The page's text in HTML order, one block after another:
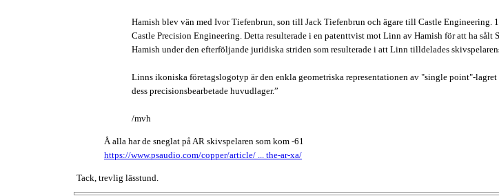
Hamish blev vän med Ivor Tiefenbrun, son till Jack Tiefenbrun och ägare till Castle
Castle Precision Engineering. Detta resulterade i en patenttvist mot Linn av Hamish för att ha
Hamish under den efterföljande juridiska striden som resulterade i att Linn tilldelades
Linns ikoniska företagslogotyp är den enkla geometriska representationen av "single point"-
dess precisionsbearbetade huvudlager.”
/mvh
Å alla har de sneglat på AR skivspelaren som kom -61
https://www.psaudio.com/copper/article/ ... the-ar-xa/
Tack, trevlig lässtund.